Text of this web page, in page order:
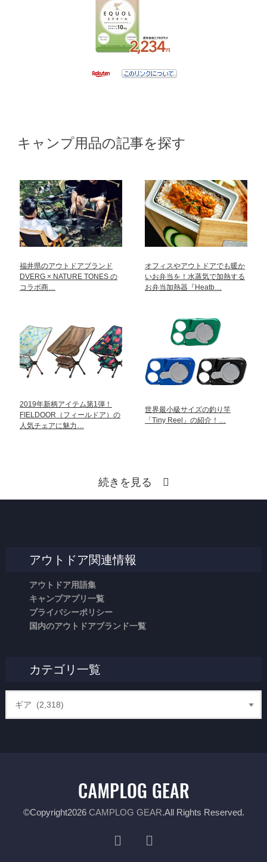
キャンプ用品の記事を探す
福井県のアウトドアブランド
DVERG × NATURE TONES の
コラボ商…
オフィスやアウトドアでも暖か
いお弁当を！水蒸気で加熱する
お弁当加熱器『Heatb…
2019年新柄アイテム第1弾！
FIELDOOR（フィールドア）の
人気チェアに魅力…
世界最小級サイズの釣り竿
「Tiny Reel」の紹介！…
続きを見る
アウトドア関連情報
アウトドア用語集
キャンプアプリ一覧
プライバシーポリシー
国内のアウトドアブランド一覧
カテゴリ一覧
©Copyright2026 CAMPLOG GEAR.All Rights Reserved.